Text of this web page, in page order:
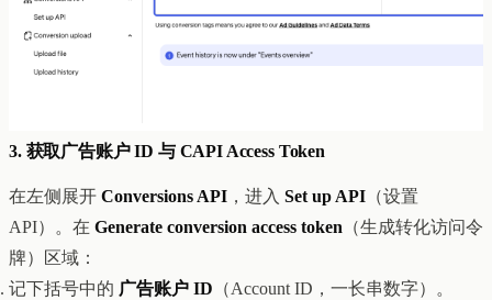
3. 获取广告账户 ID 与 CAPI Access Token
在左侧展开 Conversions API ，进入 Set up API （设置
API）。在 Generate conversion access token （生成转化访问令
牌）区域：
记下括号中的 广告账户 ID （Account ID，一长串数字）。